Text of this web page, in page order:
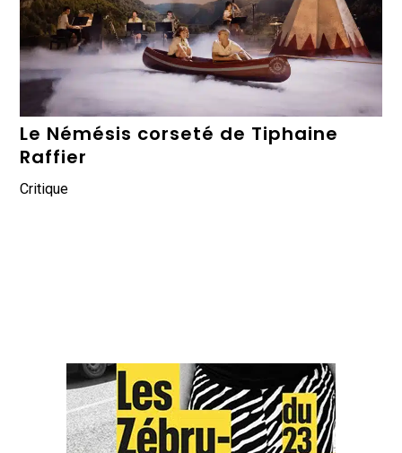
Le Némésis corseté de Tiphaine
Raffier
Critique